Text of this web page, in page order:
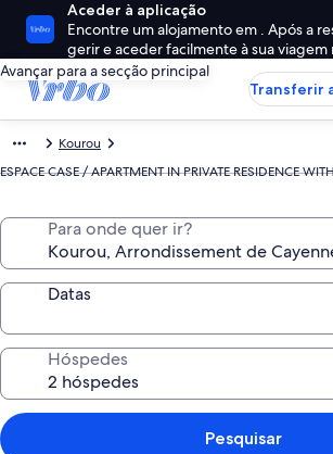
Aceder à aplicação
Encontre um alojamento em . Após a
gerir e aceder facilmente à sua viagem
Avançar para a secção principal
Transferir
Kourou
ESPACE CASE / APARTMENT IN PRIVATE RESIDENCE
Para onde quer ir?
Datas
Hóspedes
Pesquisar